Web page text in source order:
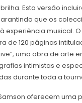
Esta versão
que os
experiência musical.
de 120 páginas
uma obra de arte
intimistas e
durante toda a
oferecem uma